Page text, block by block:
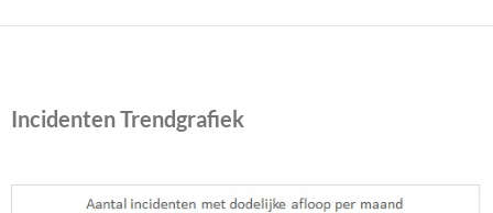
Incidenten Trendgrafiek